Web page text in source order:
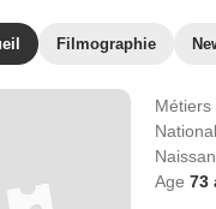
Filmographie
Métiers
Age 73